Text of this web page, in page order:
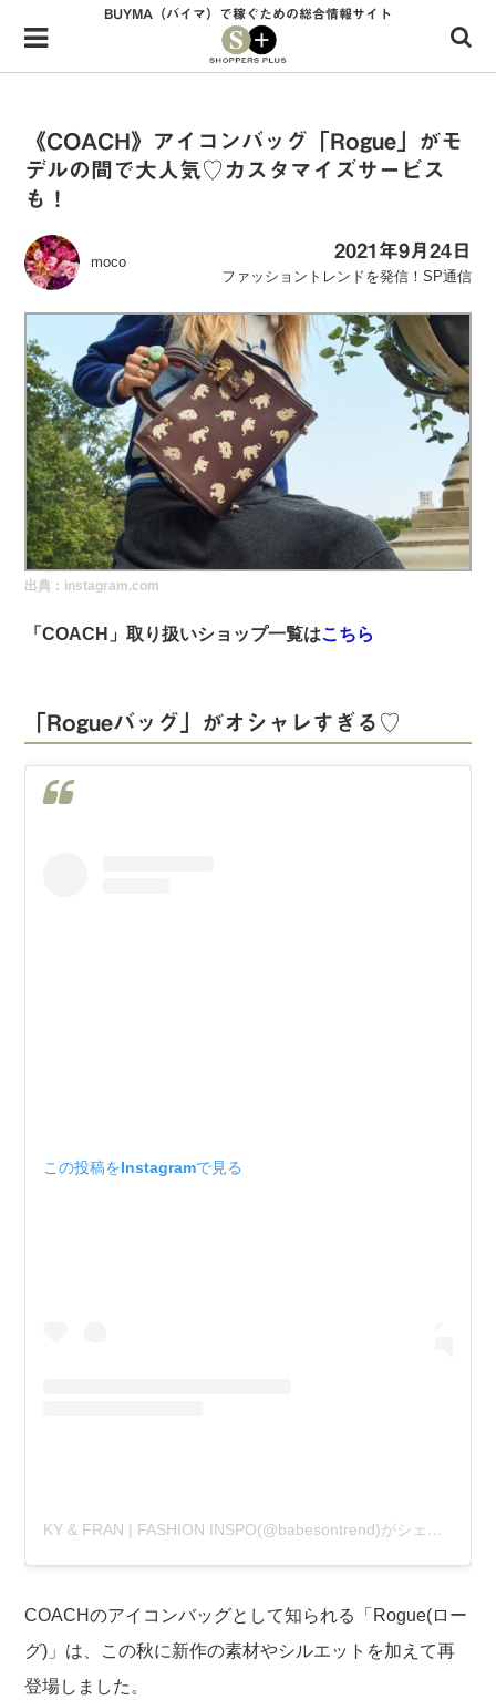
Menu
HOME
34歳独身OLバイマ実践記
ファッショントレンドを発信！SP通信
BUYMAで人気のブランド
BUYMAの売れ筋商品
実録！海外ショップで買ってみた！
海外SHOP LIST
BUYMA（バイマ）で稼ぐための総合情報サイト
《COACH》アイコンバッグ「Rogue」がモ
デルの間で大人気♡カスタマイズサービス
も！
moco
2021年9月24日
ファッショントレンドを発信！SP通信
出典：instagram.com
「COACH」取り扱いショップ一覧はこちら
「Rogueバッグ」がオシャレすぎる♡
この投稿をInstagramで見る
KY & FRAN | FASHION INSPO(@babesontrend)がシェアした投稿
COACHのアイコンバッグとして知られる「Rogue(ロー
グ)」は、この秋に新作の素材やシルエットを加えて再
登場しました。